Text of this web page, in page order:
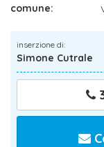
comune:
inserzione di:
Simone Cutrale